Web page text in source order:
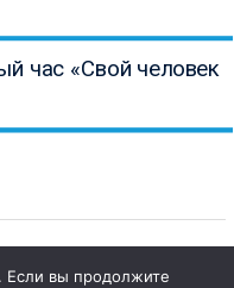
час «Свой человек
вы продолжите